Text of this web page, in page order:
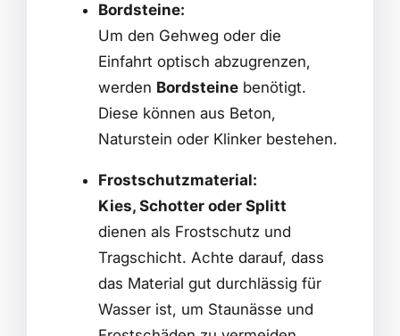
Bordsteine:
Um den Gehweg oder die
Einfahrt optisch abzugrenzen,
werden Bordsteine benötigt.
Diese können aus Beton,
Naturstein oder Klinker bestehen.
Frostschutzmaterial:
Kies, Schotter oder Splitt
dienen als Frostschutz und
Tragschicht. Achte darauf, dass
das Material gut durchlässig für
Wasser ist, um Staunässe und